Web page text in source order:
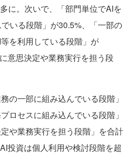
に。次いで、「部門単位でAIを
いる段階」が30.5%、「一部の
を利用している段階」が
意思決定や業務実行を担う段
の一部に組み込んでいる段階」
ロセスに組み込んでいる段階」
や業務実行を担う段階」を合計
投資は個人利用や検討段階を超